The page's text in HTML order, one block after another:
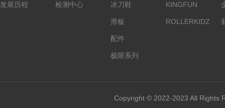
发展历程 检测中心 冰刀鞋
滑板
配件
极限系列
KINGFUN
ROLLERKIDZ
Copyright © 2022-2023 All Rights